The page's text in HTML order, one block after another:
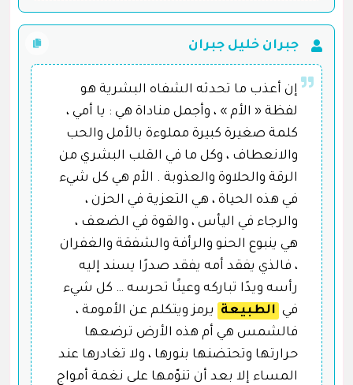
جبران خليل جبران
إن أعذب ما تحدثه الشفاه البشرية هو
لفظة « الأم » ، وأجمل مناداة هي : يا أمي ،
كلمة صغيرة كبيرة مملوءة بالأمل والحب
والانعطاف ، وكل ما في القلب البشري من
الرقة والحلاوة والعذوبة . الأم هي كل شيء
في هذه الحياة ، هي التعزية في الحزن ،
والرجاء في اليأس ، والقوة في الضعف ،
هي ينبوع الحنو والرأفة والشفقة والغفران
، فالذي يفقد أمه يفقد صدرًا يسند إليه
رأسه ويدًا تباركه وعينًا تحرسه … كل شيء
في الطبيعة
يرمز ويتكلم عن الأمومة ،
فالشمس هي أم هذه الأرض ترضعها
حرارتها وتحتضنها بنورها ، ولا تغادرها عند
المساء إلا بعد أن تنوّمها على نغمة أمواج